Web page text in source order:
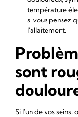
température
si vous pensez
l'allaitement.
sont
Si l'un de vos seins,